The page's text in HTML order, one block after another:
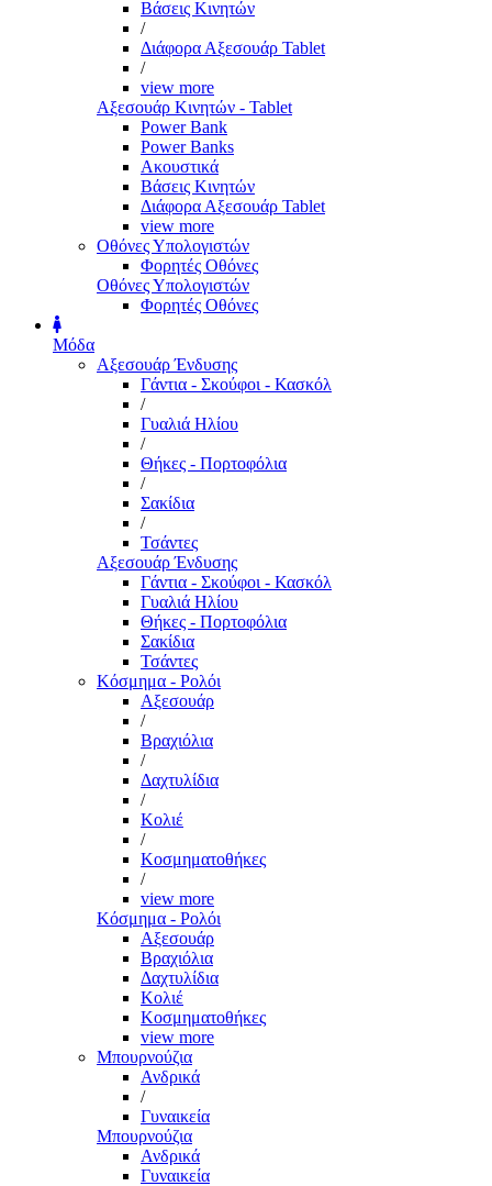
Βάσεις Κινητών
/
Διάφορα Αξεσουάρ Tablet
/
view more
Αξεσουάρ Κινητών - Tablet
Power Bank
Power Banks
Ακουστικά
Βάσεις Κινητών
Διάφορα Αξεσουάρ Tablet
view more
Οθόνες Υπολογιστών
Φορητές Οθόνες
Οθόνες Υπολογιστών
Φορητές Οθόνες
Μόδα
Αξεσουάρ Ένδυσης
Γάντια - Σκούφοι - Κασκόλ
/
Γυαλιά Ηλίου
/
Θήκες - Πορτοφόλια
/
Σακίδια
/
Τσάντες
Αξεσουάρ Ένδυσης
Γάντια - Σκούφοι - Κασκόλ
Γυαλιά Ηλίου
Θήκες - Πορτοφόλια
Σακίδια
Τσάντες
Κόσμημα - Ρολόι
Αξεσουάρ
/
Βραχιόλια
/
Δαχτυλίδια
/
Κολιέ
/
Κοσμηματοθήκες
/
view more
Κόσμημα - Ρολόι
Αξεσουάρ
Βραχιόλια
Δαχτυλίδια
Κολιέ
Κοσμηματοθήκες
view more
Μπουρνούζια
Ανδρικά
/
Γυναικεία
Μπουρνούζια
Ανδρικά
Γυναικεία